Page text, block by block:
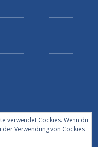
verwendet Cookies. Wenn du
Verwendung von Cookies